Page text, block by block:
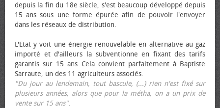
depuis la fin du 18e siècle, s'est beaucoup développé depuis
15 ans sous une forme épurée afin de pouvoir l'envoyer
dans les réseaux de distribution.
L'Etat y voit une énergie renouvelable en alternative au gaz
importé et d'ailleurs la subventionne en fixant des tarifs
garantis sur 15 ans Cela convient parfaitement à Baptiste
Sarraute, un des 11 agriculteurs associés.
"Du jour au lendemain, tout bascule, (...) rien n'est fixé sur
plusieurs années, alors que pour la métha, on a un prix de
vente sur 15 ans".